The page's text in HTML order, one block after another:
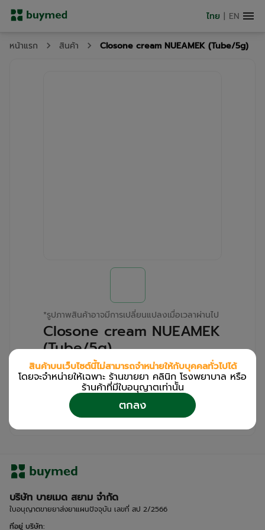
ไทย | EN
หน้าแรก สินค้า Closone cream NUEAMEK (Tube/5g)
*รูปภาพสินค้าอาจมีการเปลี่ยนแปลงเมื่อเวลาผ่านไป
Closone cream NUEAMEK
(Tube/5g)
สำหรับลูกค้าเฉพาะร้านขายยา คลินิก และโรง
พยาบาล
เข้าสู่ระบบ
เพื่อดูรายละเอียดเพิ่มเติม
บริษัท บายเมด สยาม จำกัด
ใบอนุญาตขายยาส่งยาแผนปัจจุบัน เลขที่ สป 2/2566
ที่อยู่ บริษัท:
สินค้าบนเว็บไซต์นี้ไม่สามารถจำหน่ายให้กับบุคคลทั่วไปได้
โดยจะจำหน่ายให้เฉพาะ ร้านขายยา คลินิก โรงพยาบาล หรือ
ร้านค้าที่มีใบอนุญาตเท่านััน
ตกลง